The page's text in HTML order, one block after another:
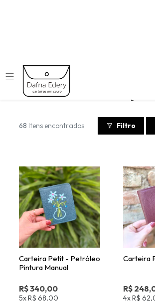
68Itens encontrados
Carteira Petit - Petróleo
Pintura Manual
R$ 340,00
5xR$ 68,00
R$ 323,00via PIX
Carteira
R$
R$
R$